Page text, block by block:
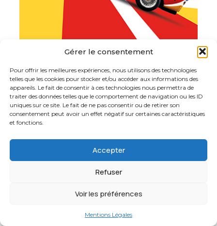
Gérer le consentement
Pour offrir les meilleures expériences, nous utilisons des technologies
telles que les cookies pour stocker et/ou accéder aux informations des
appareils. Le fait de consentir à ces technologies nous permettra de
traiter des données telles que le comportement de navigation ou les ID
uniques sur ce site. Le fait de ne pas consentir ou de retirer son
consentement peut avoir un effet négatif sur certaines caractéristiques
et fonctions.
Accepter
Refuser
Voir les préférences
Mentions Légales
les petites madeleines
163 Rue du Faubourg Saint Honoré